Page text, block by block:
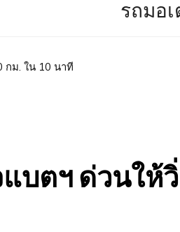
รถมอ
กม. ใน 10 นาที
บตฯ ด่วนให้วิ่